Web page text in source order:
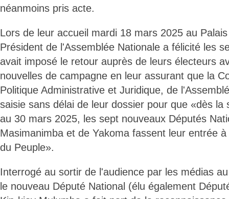
néanmoins pris acte.
Lors de leur accueil mardi 18 mars 2025 au
Président de l'Assemblée Nationale a félicité les
avait imposé le retour auprès de leurs électeurs
nouvelles de campagne en leur assurant que la
Politique Administrative et Juridique, de
saisie sans délai de leur dossier pour que «dès la
au 30 mars 2025, les sept nouveaux Députés
Masimanimba et de Yakoma fassent leur entrée
du Peuple».
Interrogé au sortir de l'audience par les médias
le nouveau Député National (élu également